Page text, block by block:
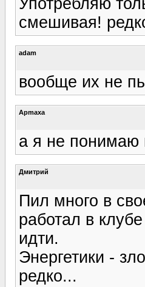
смешивая!
adam
вообще их не
Apmaxa
а я не понимаю
Дмитрий
Пил много в
работал в
идти.
Энергетики -
редко...